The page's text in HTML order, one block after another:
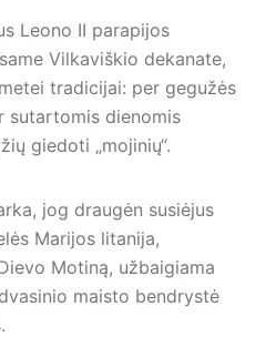
Leono II parapijos
Vilkaviškio dekanate,
tradicijai: per gegužės
sutartomis dienomis
giedoti „mojinių“.
jog draugėn susiėjus
Marijos litanija,
Motiną, užbaigiama
maisto bendrystė